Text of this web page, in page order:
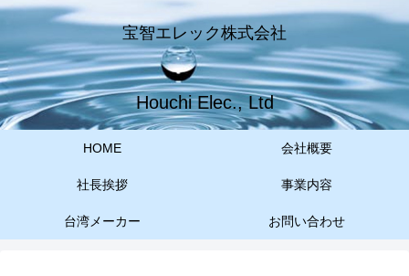
宝智エレック株式会社
Houchi Elec., Ltd
HOME 会社概要
社長挨拶 事業内容
台湾メーカー お問い合わせ